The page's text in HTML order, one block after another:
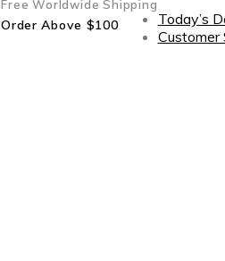
Free Worldwide Shipping
Order Above $100
Today’s
Customer